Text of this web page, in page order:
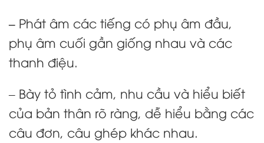
– Phát âm các tiếng có phụ âm đầu,
phụ âm cuối gần giống nhau và các
thanh điệu.
– Bày tỏ tình cảm, nhu cầu và hiểu biết
của bản thân rõ ràng, dễ hiểu bằng các
câu đơn, câu ghép khác nhau.